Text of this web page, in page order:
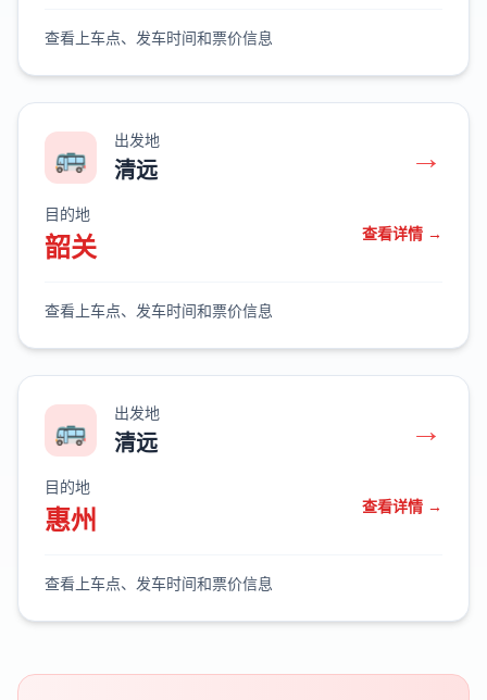
查看上车点、发车时间和票价信息
🚌 出发地
清远 →
目的地
韶关 查看详情 →
查看上车点、发车时间和票价信息
🚌 出发地
清远 →
目的地
惠州 查看详情 →
查看上车点、发车时间和票价信息